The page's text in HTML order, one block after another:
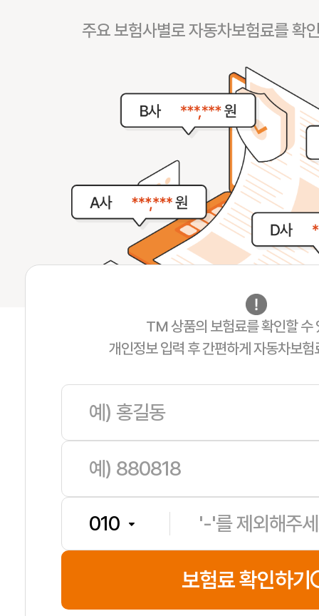
주요 보험사별로 자동차보험료를 확
TM 상품의 보험료를 확인할 수
개인정보 입력 후 간편하게 자동차보험
보험료 확인하기
김** 보험나이 32세 **분전
보험나이 34세 **분전